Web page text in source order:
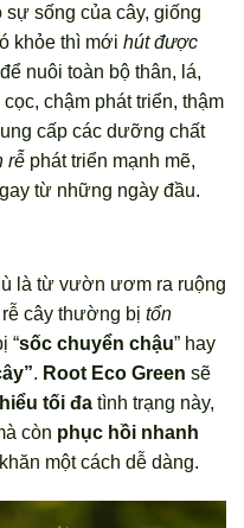
sự sống của cây, giống
khỏe thì mới hút được
nuôi toàn bộ thân, lá,
chậm phát triển, thậm
cấp các dưỡng chất
rễ phát triển mạnh mẽ,
từ những ngày đầu.
là từ vườn ươm ra ruộng
cây thường bị tổn
“sốc chuyển chậu” hay
. Root Eco Green sẽ
tối đa tình trạng này,
còn phục hồi nhanh
một cách dễ dàng.